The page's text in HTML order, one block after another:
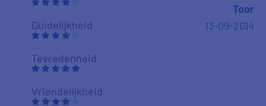
Duidelijkheid
Tevredenheid
Vriendelijkheid
Toor
13-09-2014